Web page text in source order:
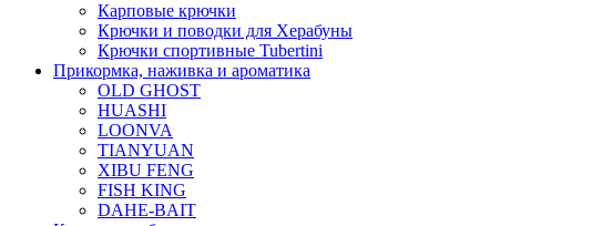
Карповые крючки
Крючки и поводки для Херабуны
Крючки спортивные Tubertini
Прикормка, наживка и ароматика
OLD GHOST
HUASHI
LOONVA
TIANYUAN
XIBU FENG
FISH KING
DAHE-BAIT